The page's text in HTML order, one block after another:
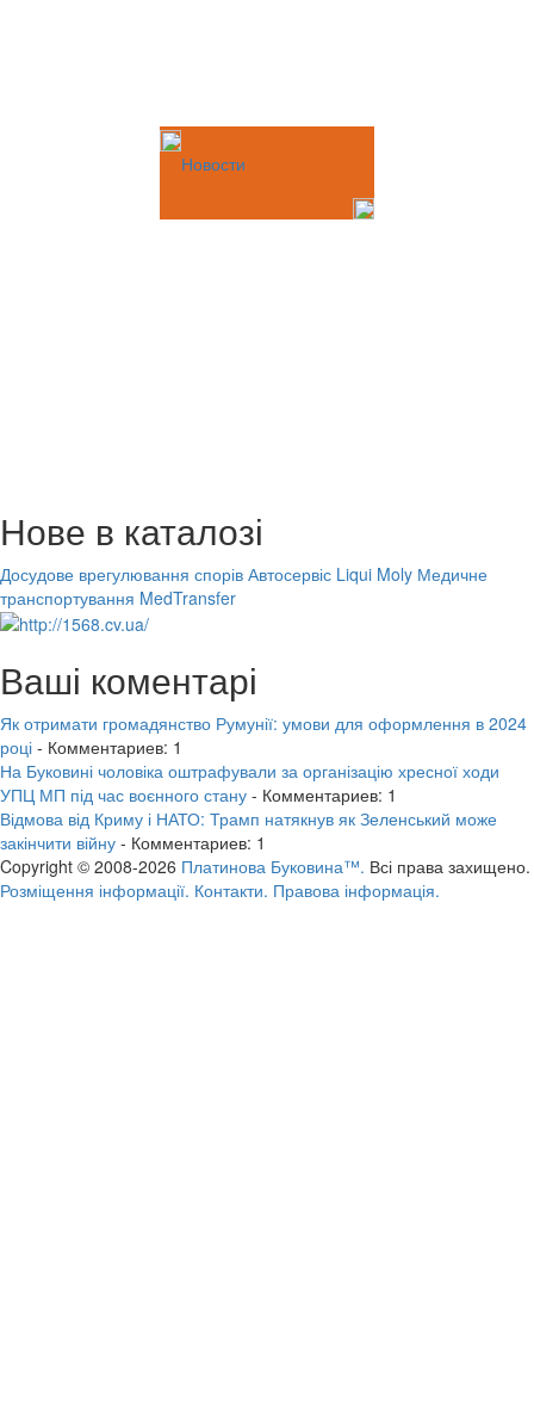
Новости
Нове в каталозі
Досудове врегулювання спорів Автосервіс Liqui Moly Медичне
транспортування MedTransfer
Ваші коментарі
Як отримати громадянство Румунії: умови для оформлення в 2024
році - Комментариев: 1
На Буковині чоловіка оштрафували за організацію хресної ходи
УПЦ МП під час воєнного стану - Комментариев: 1
Відмова від Криму і НАТО: Трамп натякнув як Зеленський може
закінчити війну - Комментариев: 1
Copyright © 2008-2026 Платинова Буковина™. Всі права захищено.
Розміщення інформації. Контакти. Правова інформація.